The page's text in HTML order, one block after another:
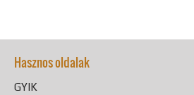
Hasznos oldalak
GYIK